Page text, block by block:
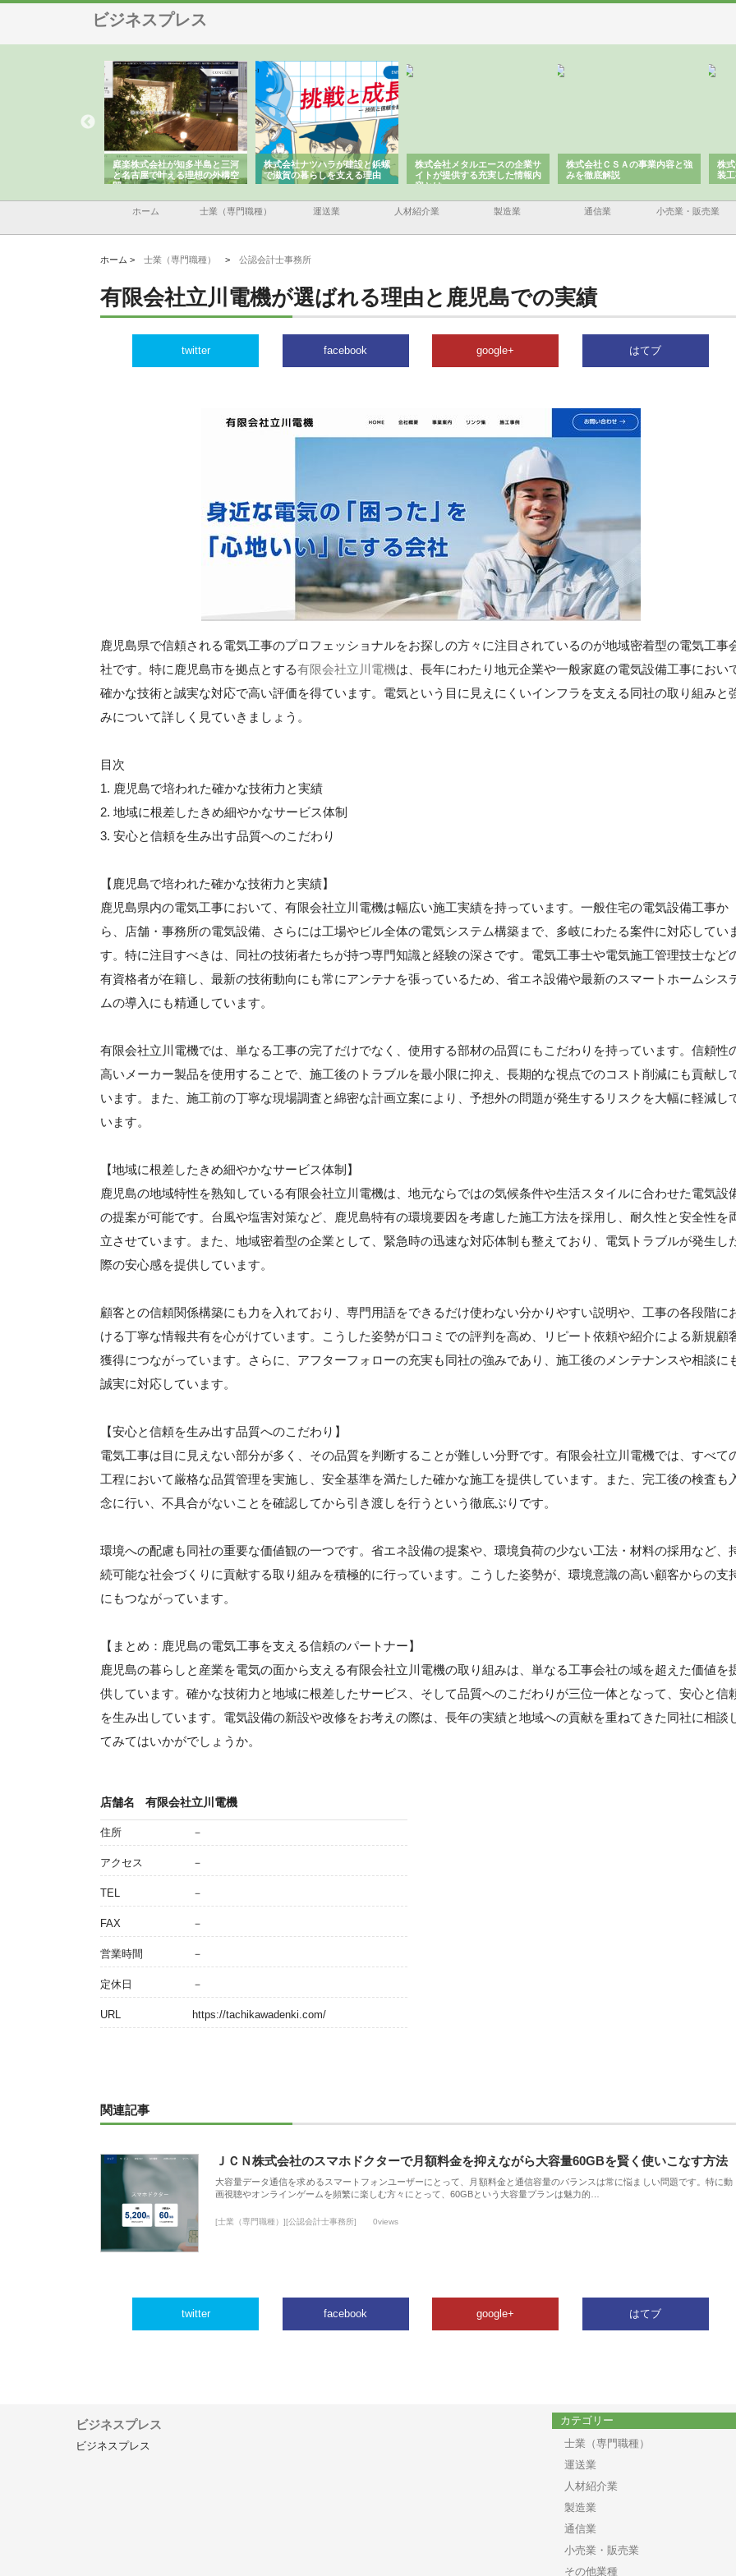
ビジネスプレス
株式会社ナツハラが建設と鋲螺
で滋賀の暮らしを支える理由
株式会社メタルエースの企業サ
イトが提供する充実した情報内
容とは
株式会社ＣＳＡの事業内容と強
みを徹底解説
株式会社山形道路が手がける舗
装工事と土木技術の全容
ホ
る
績
ホーム 士業（専門職種） 運送業 人材紹介業 製造業 通信業 小売業・販売業
ホーム > 士業（専門職種） > 公認会計士事務所
有限会社立川電機が選ばれる理由と鹿児島での実績
twitter facebook google+ はてブ
鹿児島県で信頼される電気工事のプロフェッショナルをお探しの方々に注目されているのが地域密着型の電気工事
社です。特に鹿児島市を拠点とする有限会社立川電機は、長年にわたり地元企業や一般家庭の電気設備工事におい
確かな技術と誠実な対応で高い評価を得ています。電気という目に見えにくいインフラを支える同社の取り組みと
みについて詳しく見ていきましょう。
目次
1. 鹿児島で培われた確かな技術力と実績
2. 地域に根差したきめ細やかなサービス体制
3. 安心と信頼を生み出す品質へのこだわり
【鹿児島で培われた確かな技術力と実績】
鹿児島県内の電気工事において、有限会社立川電機は幅広い施工実績を持っています。一般住宅の電気設備工事か
ら、店舗・事務所の電気設備、さらには工場やビル全体の電気システム構築まで、多岐にわたる案件に対応してい
す。特に注目すべきは、同社の技術者たちが持つ専門知識と経験の深さです。電気工事士や電気施工管理技士など
有資格者が在籍し、最新の技術動向にも常にアンテナを張っているため、省エネ設備や最新のスマートホームシス
ムの導入にも精通しています。
有限会社立川電機では、単なる工事の完了だけでなく、使用する部材の品質にもこだわりを持っています。信頼性
高いメーカー製品を使用することで、施工後のトラブルを最小限に抑え、長期的な視点でのコスト削減にも貢献し
います。また、施工前の丁寧な現場調査と綿密な計画立案により、予想外の問題が発生するリスクを大幅に軽減し
います。
【地域に根差したきめ細やかなサービス体制】
鹿児島の地域特性を熟知している有限会社立川電機は、地元ならではの気候条件や生活スタイルに合わせた電気設
の提案が可能です。台風や塩害対策など、鹿児島特有の環境要因を考慮した施工方法を採用し、耐久性と安全性を
立させています。また、地域密着型の企業として、緊急時の迅速な対応体制も整えており、電気トラブルが発生し
際の安心感を提供しています。
顧客との信頼関係構築にも力を入れており、専門用語をできるだけ使わない分かりやすい説明や、工事の各段階に
ける丁寧な情報共有を心がけています。こうした姿勢が口コミでの評判を高め、リピート依頼や紹介による新規顧
獲得につながっています。さらに、アフターフォローの充実も同社の強みであり、施工後のメンテナンスや相談に
誠実に対応しています。
【安心と信頼を生み出す品質へのこだわり】
電気工事は目に見えない部分が多く、その品質を判断することが難しい分野です。有限会社立川電機では、すべて
工程において厳格な品質管理を実施し、安全基準を満たした確かな施工を提供しています。また、完工後の検査も
念に行い、不具合がないことを確認してから引き渡しを行うという徹底ぶりです。
環境への配慮も同社の重要な価値観の一つです。省エネ設備の提案や、環境負荷の少ない工法・材料の採用など、
続可能な社会づくりに貢献する取り組みを積極的に行っています。こうした姿勢が、環境意識の高い顧客からの支
にもつながっています。
【まとめ：鹿児島の電気工事を支える信頼のパートナー】
鹿児島の暮らしと産業を電気の面から支える有限会社立川電機の取り組みは、単なる工事会社の域を超えた価値を
供しています。確かな技術力と地域に根差したサービス、そして品質へのこだわりが三位一体となって、安心と信
を生み出しています。電気設備の新設や改修をお考えの際は、長年の実績と地域への貢献を重ねてきた同社に相談
てみてはいかがでしょうか。
店舗名 有限会社立川電機
住所 －
アクセス －
TEL －
FAX －
営業時間 －
定休日 －
URL https://tachikawadenki.com/
関連記事
ＪＣＮ株式会社のスマホドクターで月額料金を抑えながら大容量60GBを賢く使いこなす方法
大容量データ通信を求めるスマートフォンユーザーにとって、月額料金と通信容量のバランスは常に悩ましい問題です。特に動
画視聴やオンラインゲームを頻繁に楽しむ方々にとって、60GBという大容量プランは魅力的…
[士業（専門職種）][公認会計士事務所] 0views
twitter facebook google+ はてブ
ビジネスプレス
ビジネスプレス
カテゴリー
士業（専門職種）
運送業
人材紹介業
製造業
通信業
小売業・販売業
その他業種